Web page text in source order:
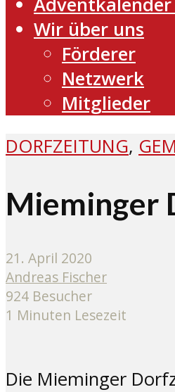
Wir über uns
Förderer
Netzwerk
Mitglieder
DORFZEITUNG,
Mieminger
21. April 2020
Andreas Fischer
924 Besucher
1 Minuten Lesezeit
Die Mieminger